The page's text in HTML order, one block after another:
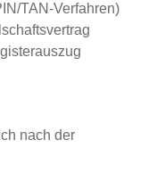
TAN-Verfahren)
nach der